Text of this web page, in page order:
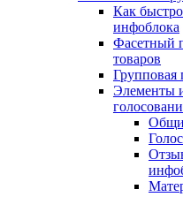
Как
инфоблока
Фасетный
товаров
Групповая
Элементы